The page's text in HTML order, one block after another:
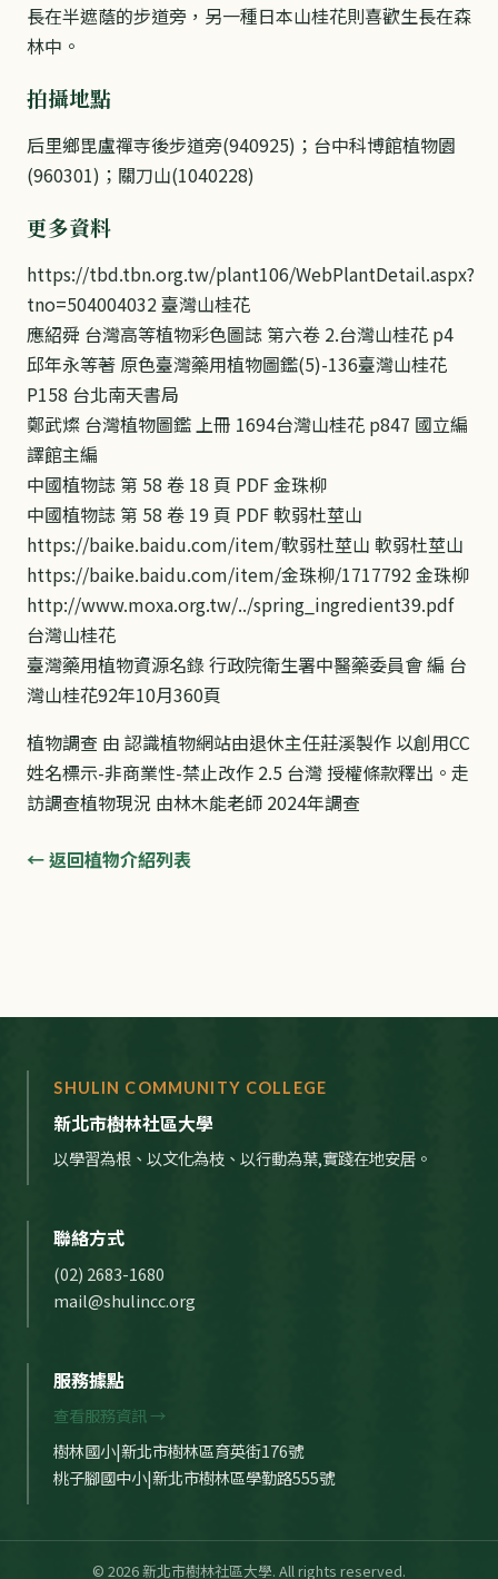
長在半遮蔭的步道旁，另一種日本山桂花則喜歡生長在森
林中。
拍攝地點
后里鄉毘盧禪寺後步道旁(940925)；台中科博館植物園
(960301)；關刀山(1040228)
更多資料
https://tbd.tbn.org.tw/plant106/WebPlantDetail.aspx?
tno=504004032 臺灣山桂花
應紹舜 台灣高等植物彩色圖誌 第六卷 2.台灣山桂花 p4
邱年永等著 原色臺灣藥用植物圖鑑(5)-136臺灣山桂花
P158 台北南天書局
鄭武燦 台灣植物圖鑑 上冊 1694台灣山桂花 p847 國立編
譯館主編
中國植物誌 第 58 卷 18 頁 PDF 金珠柳
中國植物誌 第 58 卷 19 頁 PDF 軟弱杜莖山
https://baike.baidu.com/item/軟弱杜莖山 軟弱杜莖山
https://baike.baidu.com/item/金珠柳/1717792 金珠柳
http://www.moxa.org.tw/../spring_ingredient39.pdf
台灣山桂花
臺灣藥用植物資源名錄 行政院衛生署中醫藥委員會 編 台
灣山桂花92年10月360頁
植物調查 由 認識植物網站由退休主任莊溪製作 以創用CC
姓名標示-非商業性-禁止改作 2.5 台灣 授權條款釋出。走
訪調查植物現況 由林木能老師 2024年調查
← 返回植物介紹列表
SHULIN COMMUNITY COLLEGE
新北市樹林社區大學
以學習為根、以文化為枝、以行動為葉,實踐在地安居。
聯絡方式
(02) 2683-1680
mail@shulincc.org
服務據點
查看服務資訊 →
樹林國小|新北市樹林區育英街176號
桃子腳國中小|新北市樹林區學勤路555號
© 2026 新北市樹林社區大學. All rights reserved.